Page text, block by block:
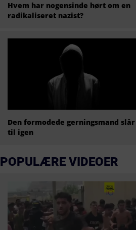
Hvem har nogensinde hørt om en
radikaliseret nazist?
Den formodede gerningsmand slår
til igen
POPULÆRE VIDEOER